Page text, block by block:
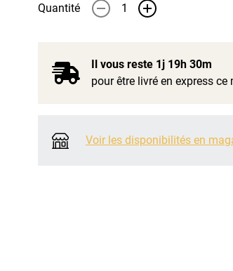
Quantité - +
Il vous reste 1j 19h 30m
pour être livré en express
Voir les disponibilités en